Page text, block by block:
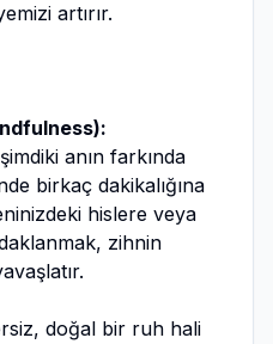
artırır.
anın farkında
birkaç dakikalığına
hislere veya
zihnin
doğal bir ruh hali